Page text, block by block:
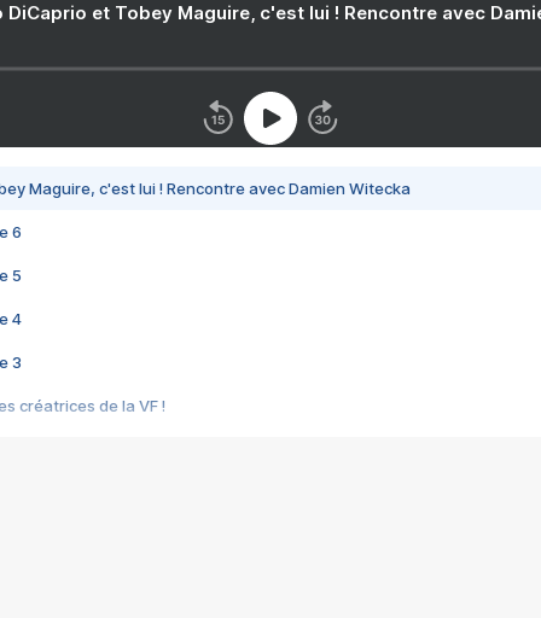
DiCaprio et Tobey Maguire, c'est lui ! Rencontre avec
Maguire, c'est lui ! Rencontre avec Damien Witecka
6
5
4
3
créatrices de la VF !